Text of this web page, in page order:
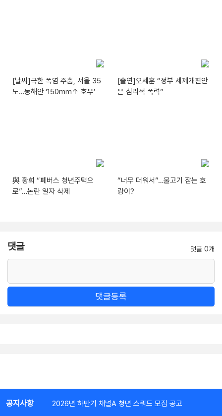
[날씨]극한 폭염 주춤, 서울 35
도…동해안 ‘150mm↑ 호우’
[출연]오세훈 “정부 세제개편안
은 심리적 폭력”
與 황희 “폐버스 청년주택으
로”…논란 일자 삭제
“너무 더워서”…물고기 잡는 호
랑이?
댓글 댓글 0개
댓글등록
공지사항 2026년 하반기 채널A 청년 스쿼드 모집 공고